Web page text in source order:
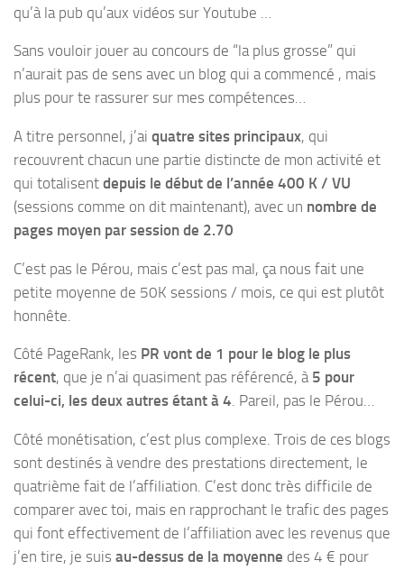
qu’à la pub qu’aux vidéos sur Youtube …
Sans vouloir jouer au concours de “la plus grosse” qui
n’aurait pas de sens avec un blog qui a commencé , mais
plus pour te rassurer sur mes compétences…
A titre personnel, j’ai quatre sites principaux, qui
recouvrent chacun une partie distincte de mon activité et
qui totalisent depuis le début de l’année 400 K / VU
(sessions comme on dit maintenant), avec un nombre de
pages moyen par session de 2.70
C’est pas le Pérou, mais c’est pas mal, ça nous fait une
petite moyenne de 50K sessions / mois, ce qui est plutôt
honnête.
Côté PageRank, les PR vont de 1 pour le blog le plus
récent, que je n’ai quasiment pas référencé, à 5 pour
celui-ci, les deux autres étant à 4. Pareil, pas le Pérou…
Côté monétisation, c’est plus complexe. Trois de ces blogs
sont destinés à vendre des prestations directement, le
quatrième fait de l’affiliation. C’est donc très difficile de
comparer avec toi, mais en rapprochant le trafic des pages
qui font effectivement de l’affiliation avec les revenus que
j’en tire, je suis au-dessus de la moyenne des 4 € pour